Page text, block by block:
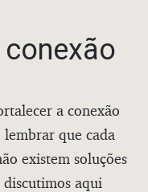
a conexão
que cada
existem soluções
discutimos aqui